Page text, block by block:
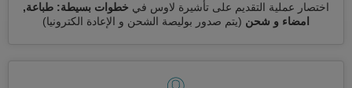
اختصار عملية التقديم على تأشيرة لاوس في خطوات بسيطة: طباعة,
امضاء و شحن (يتم صدور بوليصة الشحن و الإعادة الكترونيا)